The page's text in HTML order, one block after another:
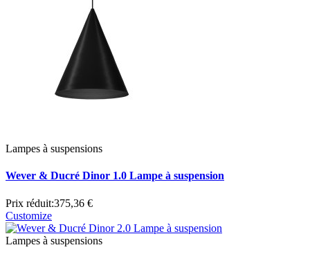
Lampes à suspensions
Wever & Ducré Dinor 1.0 Lampe à suspension
Prix réduit:375,36 €
Customize
Lampes à suspensions